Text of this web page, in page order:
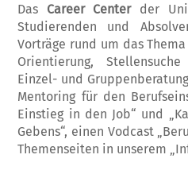
Das Career Centerder
Studierenden und
Vorträge rund um das
Orientierung,
Einzel- und
Mentoring für den
Einstieg in den Job“ und
Gebens“, einen Vodcast
Themenseiten in unserem